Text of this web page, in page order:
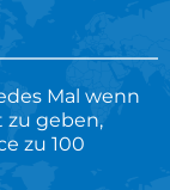
Mal wenn
zu geben,
zu 100